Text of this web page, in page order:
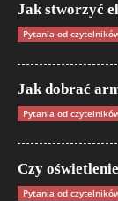
Jak stworzyć
Pytania od
Jak dobrać
Pytania od
Czy
Pytania od